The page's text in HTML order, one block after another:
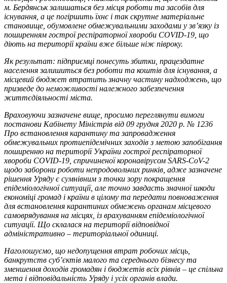
м. Бердянськ залишаться без місця роботи та засобів для
існування, а це погіршить їхнє і так скрутне матеріальне
становище, обумовлене обмежувальними заходами у зв’язку із
поширенням гострої респіраторної хвороби COVID-19, що
діють на території країни вже більше ніж півроку.
Як результат: підприємці понесуть збитки, працездатне
населення залишиться без роботи та коштів для існування, а
місцевий бюджет втратить значну частину надходжень, що
призведе до неможливості належного забезпечення
життєдіяльності міста.
Враховуючи зазначене вище, просимо переглянути вимоги
постанови Кабінету Міністрів від 09 грудня 2020 р. № 1236
Про встановлення карантину та запровадження
обмежувальних протиепідемічних заходів з метою запобігання
поширенню на території України гострої респіраторної
хвороби COVID-19, спричиненої коронавірусом SARS-CoV-2
щодо заборони роботи непродовольчих ринків, адже зазначене
рішення Уряду є сумнівним з точки зору покращення
епідеміологічної ситуації, але точно завдасть значної шкоди
економіці громад і країни в цілому та передати повноваження
для встановлення карантиних обмежень органам місцевого
самоврядування на місцях, із врахуванням епідеміологічної
ситуації. Що склалася на території відповідної
адміністративно – територіальної одиниці.
Наголошуємо, що недопущення втрат робочих місць,
банкрутств суб’єктів малого та середнього бізнесу та
зменшення доходів громадян і бюджетів всіх рівнів – це спільна
мета і відповідальність Уряду і усіх органів влади.